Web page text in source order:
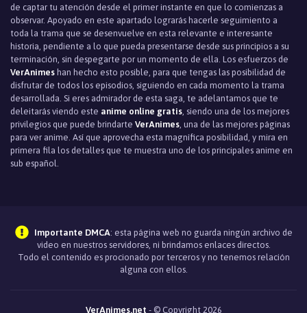
de captar tu atención desde el primer instante en que lo comienzas a
observar. Apoyado en este apartado lograrás hacerle seguimiento a
toda la trama que se desenvuelve en esta relevante e interesante
historia, pendiente a lo que pueda presentarse desde sus principios a su
terminación, sin despegarte por un momento de ella. Los esfuerzos de
VerAnimes han hecho esto posible, para que tengas las posibilidad de
disfrutar de todos los episodios, siguiendo en cada momento la trama
desarrollada. Si eres admirador de esta saga, te adelantamos que te
deleitarás viendo este anime online gratis , siendo una de los mejores
privilegios que puede brindarte VerAnimes , una de las mejores páginas
para ver anime. Así que aprovecha esta magnìfica posibilidad, y mira en
primera fila los detalles que te muestra uno de los principales anime en
sub español.
Importante DMCA: esta página web no guarda ningún archivo de
video en nuestros servidores, ni brindamos enlaces directos.
Todo el contenido es procionado por terceros y no tenemos relación
alguna con ellos.
VerAnimes.net - © Copyright 2026